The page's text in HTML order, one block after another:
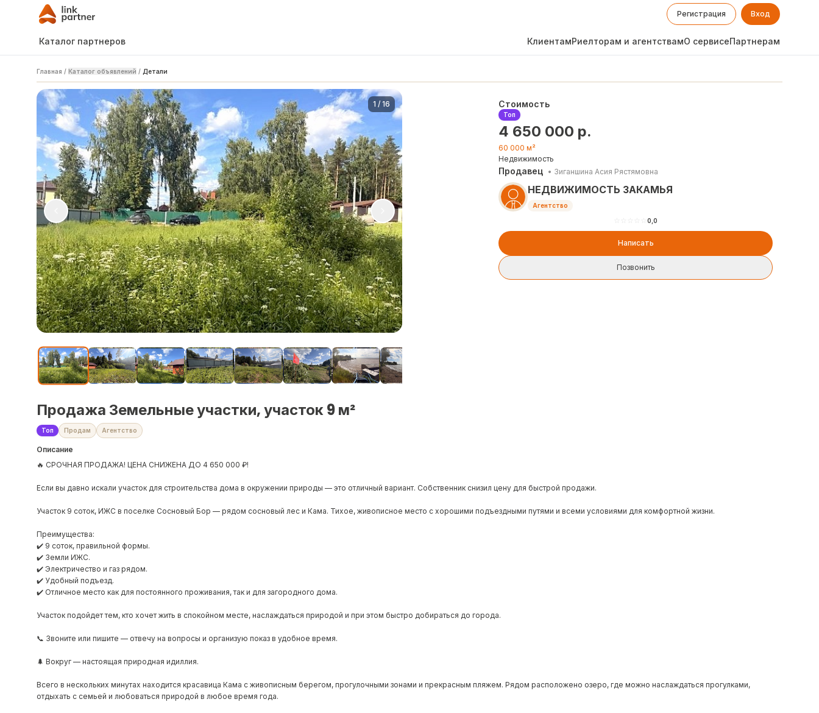
Регистрация Вход
Каталог партнеров КлиентамРиелторам и агентствамО сервисеПартнерам
Главная / Каталог объявлений / Детали
1 / 16 Стоимость
Топ
4 650 000 р.
60 000 м²
Недвижимость
Продавец • Зиганшина Асия Рястямовна
НЕДВИЖИМОСТЬ ЗАКАМЬЯ
Агентство
☆0,0
Написать
Позвонить
Продажа Земельные участки, участок 9 м²
Топ Продам Агентство
Описание
🔥 СРОЧНАЯ ПРОДАЖА! ЦЕНА СНИЖЕНА ДО 4 650 000 ₽!
Если вы давно искали участок для строительства дома в окружении природы — это отличный вариант. Собственник снизил цену для быстрой продажи.
Участок 9 соток, ИЖС в поселке Сосновый Бор — рядом сосновый лес и Кама. Тихое, живописное место с хорошими подъездными путями и всеми условиями для комфортной жизни.
Преимущества:
✔️ 9 соток, правильной формы.
✔️ Земли ИЖС.
✔️ Электричество и газ рядом.
✔️ Удобный подъезд.
✔️ Отличное место как для постоянного проживания, так и для загородного дома.
Участок подойдет тем, кто хочет жить в спокойном месте, наслаждаться природой и при этом быстро добираться до города.
📞 Звоните или пишите — отвечу на вопросы и организую показ в удобное время.
🌲 Вокруг — настоящая природная идиллия.
Всего в нескольких минутах находится красавица Кама с живописным берегом, прогулочными зонами и прекрасным пляжем. Рядом расположено озеро, где можно наслаждаться прогулками,
отдыхать с семьей и любоваться природой в любое время года.